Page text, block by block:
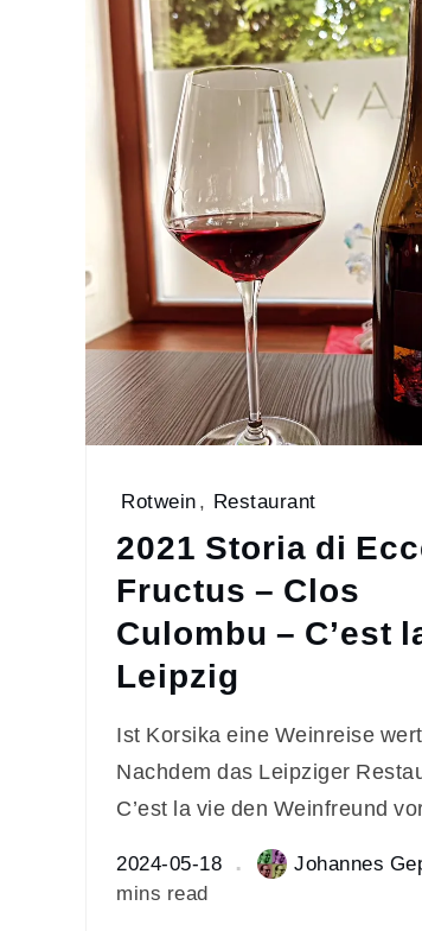
Rotwein, Restaurant
2021 Storia di
Fructus – Clos
Culombu – C’est
Leipzig
Ist Korsika eine Weinreise
Nachdem das Leipziger
C’est la vie den Weinfreund
2024-05-18 Johannes
mins read